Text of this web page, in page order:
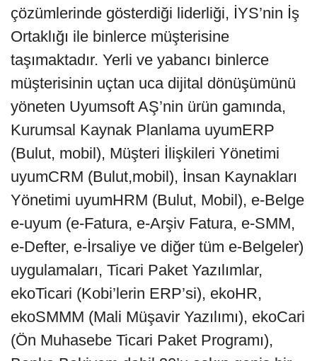
çözümlerinde gösterdiği liderliği, İYS’nin İş
Ortaklığı ile binlerce müşterisine
taşımaktadır. Yerli ve yabancı binlerce
müşterisinin uçtan uca dijital dönüşümünü
yöneten Uyumsoft AŞ’nin ürün gamında,
Kurumsal Kaynak Planlama uyumERP
(Bulut, mobil), Müşteri İlişkileri Yönetimi
uyumCRM (Bulut,mobil), İnsan Kaynakları
Yönetimi uyumHRM (Bulut, Mobil), e-Belge
e-uyum (e-Fatura, e-Arşiv Fatura, e-SMM,
e-Defter, e-İrsaliye ve diğer tüm e-Belgeler)
uygulamaları, Ticari Paket Yazılımlar,
ekoTicari (Kobi’lerin ERP’si), ekoHR,
ekoSMMM (Mali Müşavir Yazılımı), ekoCari
(Ön Muhasebe Ticari Paket Programı),